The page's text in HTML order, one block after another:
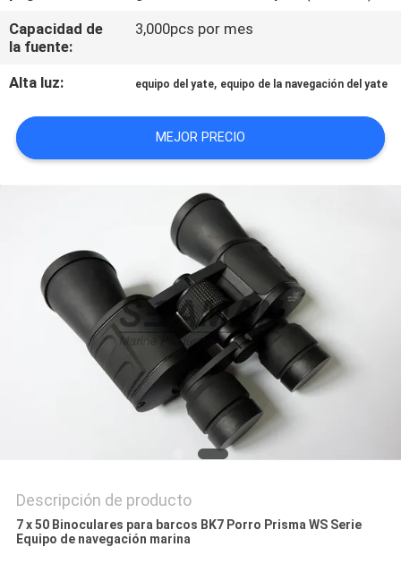
NEWS
DEL
SITIO
POLICY
Capacidad de
la fuente:
3,000pcs por mes
Alta luz: equipo del yate, equipo de la navegación del yate
MEJOR PRECIO
Descripción de producto
7 x 50 Binoculares para barcos BK7 Porro Prisma WS Serie
Equipo de navegación marina